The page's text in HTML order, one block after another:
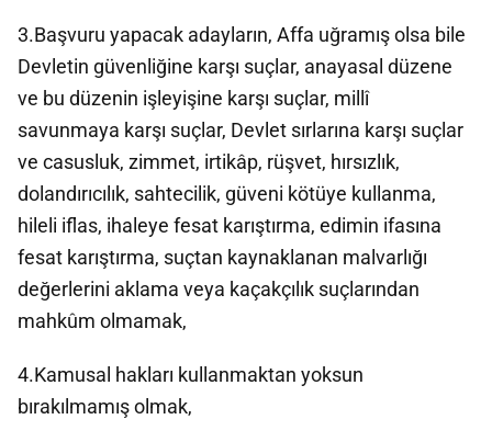
3.Başvuru yapacak adayların, Affa uğramış olsa bile
Devletin güvenliğine karşı suçlar, anayasal düzene
ve bu düzenin işleyişine karşı suçlar, millî
savunmaya karşı suçlar, Devlet sırlarına karşı suçlar
ve casusluk, zimmet, irtikâp, rüşvet, hırsızlık,
dolandırıcılık, sahtecilik, güveni kötüye kullanma,
hileli iflas, ihaleye fesat karıştırma, edimin ifasına
fesat karıştırma, suçtan kaynaklanan malvarlığı
değerlerini aklama veya kaçakçılık suçlarından
mahkûm olmamak,
4.Kamusal hakları kullanmaktan yoksun
bırakılmamış olmak,